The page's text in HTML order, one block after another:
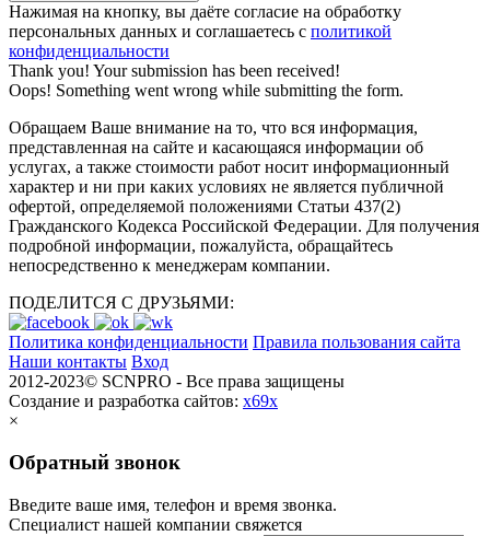
Нажимая на кнопку, вы даёте согласие на обработку
персональных данных и соглашаетесь с политикой
конфиденциальности
Thank you! Your submission has been received!
Oops! Something went wrong while submitting the form.
Обращаем Ваше внимание на то, что вся информация,
представленная на сайте и касающаяся информации об
услугах, а также стоимости работ носит информационный
характер и ни при каких условиях не является публичной
офертой, определяемой положениями Статьи 437(2)
Гражданского Кодекса Российской Федерации. Для получения
подробной информации, пожалуйста, обращайтесь
непосредственно к менеджерам компании.
ПОДЕЛИТСЯ С ДРУЗЬЯМИ:
Политика конфиденциальности Правила пользования сайта
Наши контакты Вход
2012-2023© SCNPRO - Все права защищены
Создание и разработка сайтов: x69x
×
Обратный звонок
Введите ваше имя, телефон и время звонка.
Специалист нашей компании свяжется